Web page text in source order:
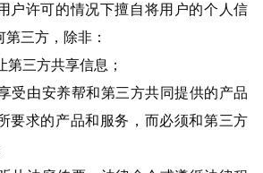
户许可的情况下擅自将用户的个人信
三方，除非：
三方共享信息；
由安养帮和第三方共同提供的产品
要求的产品和服务，而必须和第三方